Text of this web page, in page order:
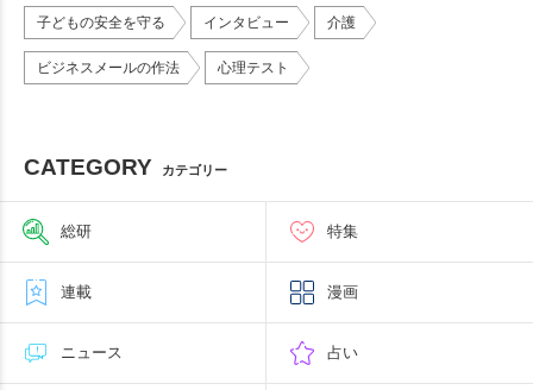
子どもの安全を守る インタビュー 介護
ビジネスメールの作法 心理テスト
CATEGORY カテゴリー
総研 特集
連載 漫画
ニュース 占い